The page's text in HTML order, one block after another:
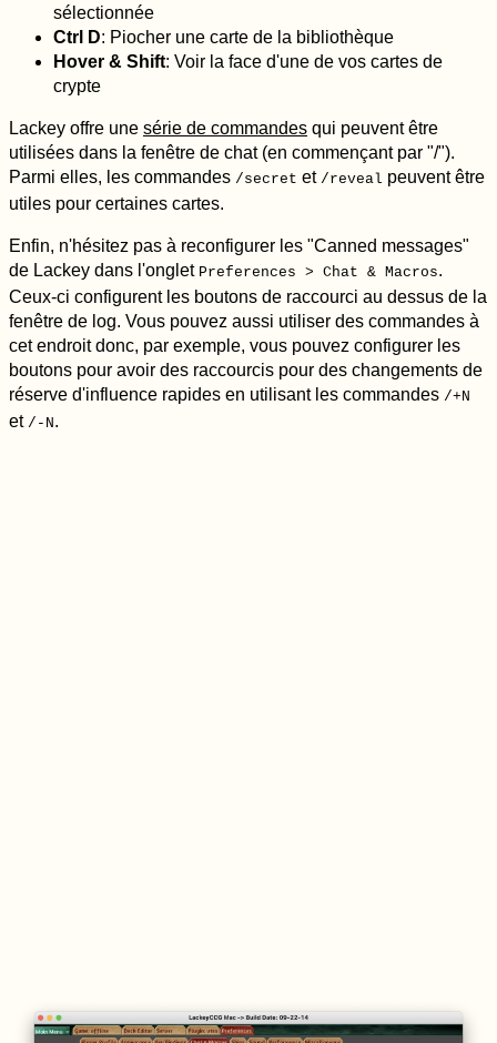
sélectionnée
Ctrl D: Piocher une carte de la bibliothèque
Hover & Shift: Voir la face d'une de vos cartes de
crypte
Lackey offre une série de commandes qui peuvent être
utilisées dans la fenêtre de chat (en commençant par "/").
Parmi elles, les commandes /secret et /reveal peuvent être
utiles pour certaines cartes.
Enfin, n'hésitez pas à reconfigurer les "Canned messages"
de Lackey dans l'onglet Preferences > Chat & Macros.
Ceux-ci configurent les boutons de raccourci au dessus de la
fenêtre de log. Vous pouvez aussi utiliser des commandes à
cet endroit donc, par exemple, vous pouvez configurer les
boutons pour avoir des raccourcis pour des changements de
réserve d'influence rapides en utilisant les commandes /+N
et /-N.